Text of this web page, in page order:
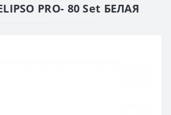
PRO- 80 Set БЕЛАЯ